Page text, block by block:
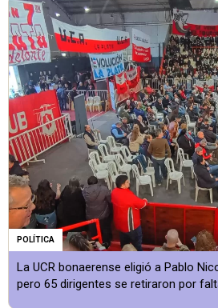
POLÍTICA
La UCR bonaerense eligió a Pablo
pero 65 dirigentes se retiraron por